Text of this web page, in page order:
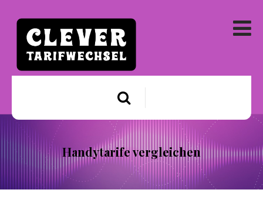
Handytarife vergleichen